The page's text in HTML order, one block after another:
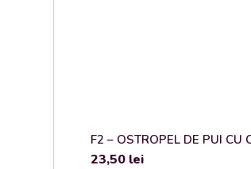
F2 – OSTROPEL DE PUI CU
23,50 lei